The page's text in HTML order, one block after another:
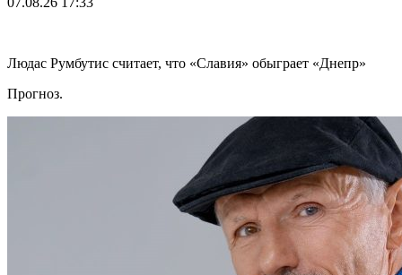
Людас Румбутис считает, что «Славия» обыграет «Днепр»
Прогноз.